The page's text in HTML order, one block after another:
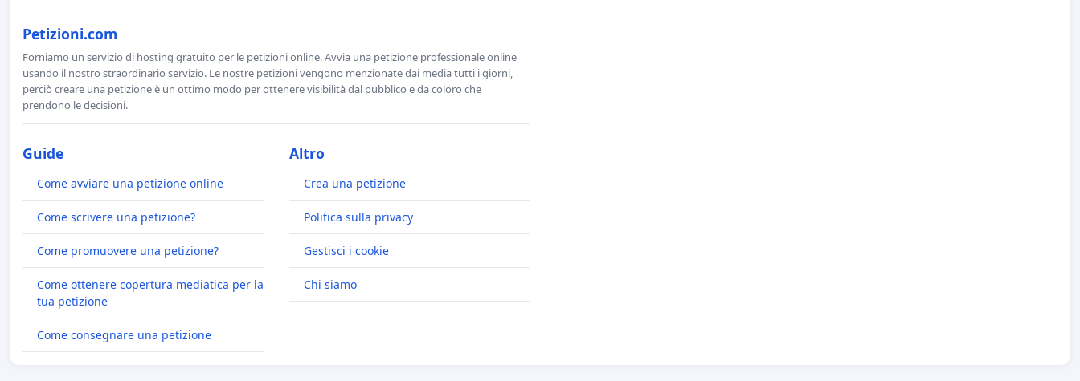
Petizioni.com
Forniamo un servizio di hosting gratuito per le petizioni online. Avvia una petizione professionale online
usando il nostro straordinario servizio. Le nostre petizioni vengono menzionate dai media tutti i giorni,
perciò creare una petizione è un ottimo modo per ottenere visibilità dal pubblico e da coloro che
prendono le decisioni.
Guide
Come avviare una petizione online
Come scrivere una petizione?
Come promuovere una petizione?
Come ottenere copertura mediatica per la
tua petizione
Come consegnare una petizione
Altro
Crea una petizione
Politica sulla privacy
Gestisci i cookie
Chi siamo